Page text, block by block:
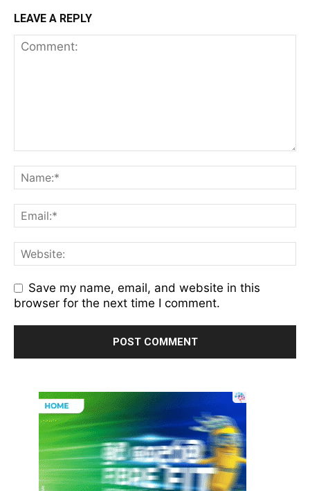
LEAVE A REPLY
Save my name, email, and website in this
browser for the next time I comment.